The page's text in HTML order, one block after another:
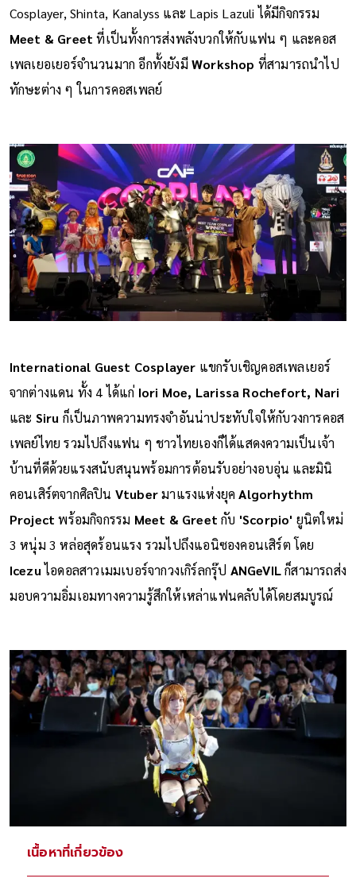
Cosplayer, Shinta, Kanalyss และ Lapis Lazuli ได้มีกิจกรรม
Meet & Greet ที่เป็นทั้งการส่งพลังบวกให้กับแฟน ๆ และคอส
เพลเยอเยอร์จำนวนมาก อีกทั้งยังมีWorkshop ที่สามารถนำไป
ทักษะต่าง ๆ ในการคอสเพลย์
International Guest Cosplayer แขกรับเชิญคอสเพลเยอร์
จากต่างแดน ทั้ง 4 ได้แก่ Iori Moe, Larissa Rochefort, Nari
และ Siru ก็เป็นภาพความทรงจำอันน่าประทับใจให้กับวงการคอส
เพลย์ไทย รวมไปถึงแฟน ๆ ชาวไทยเองก็ได้แสดงความเป็นเจ้า
บ้านที่ดีด้วยแรงสนับสนุนพร้อมการต้อนรับอย่างอบอุ่น และมินิ
คอนเสิร์ตจากศิลปิน Vtuberมาแรงแห่งยุคAlgorhythm
Projectพร้อมกิจกรรม Meet & Greetกับ 'Scorpio' ยูนิตใหม่
3 หนุ่ม 3 หล่อสุดร้อนแรง รวมไปถึงแอนิซองคอนเสิร์ต โดย
Icezuไอดอลสาวเมมเบอร์จากวงเกิร์ลกรุ๊ป ANGeVILก็สามารถส่ง
มอบความอิ่มเอมทางความรู้สึกให้เหล่าแฟนคลับได้โดยสมบูรณ์
เนื้อหาที่เกี่ยวข้อง